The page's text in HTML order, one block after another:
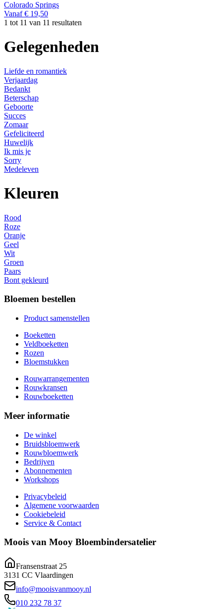
Colorado Springs
Vanaf € 19,50
1 tot 11 van 11 resultaten
Gelegenheden
Liefde en romantiek
Verjaardag
Bedankt
Beterschap
Geboorte
Succes
Zomaar
Gefeliciteerd
Huwelijk
Ik mis je
Sorry
Medeleven
Kleuren
Rood
Roze
Oranje
Geel
Wit
Groen
Paars
Bont gekleurd
Bloemen bestellen
Product samenstellen
Boeketten
Veldboeketten
Rozen
Bloemstukken
Rouwarrangementen
Rouwkransen
Rouwboeketten
Meer informatie
De winkel
Bruidsbloemwerk
Rouwbloemwerk
Bedrijven
Abonnementen
Workshops
Privacybeleid
Algemene voorwaarden
Cookiebeleid
Service & Contact
Moois van Mooy Bloembindersatelier
Fransenstraat 25
3131 CC Vlaardingen
info@mooisvanmooy.nl
010 232 78 37